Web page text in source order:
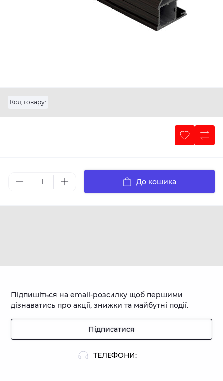
Код товару:
До кошика
ТЕЛЕФОНИ:
Підпишіться на email-розсилку щоб першими
дізнаватись про акції, знижки та майбутні події.
Підписатися